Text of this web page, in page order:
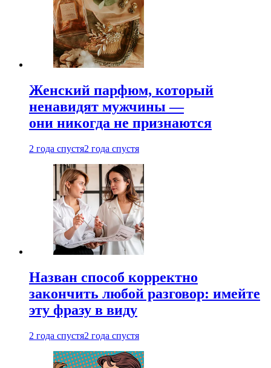
Женский парфюм, который
ненавидят мужчины —
они никогда не признаются
2 года спустя2 года спустя
Назван способ корректно
закончить любой разговор: имейте
эту фразу в виду
2 года спустя2 года спустя